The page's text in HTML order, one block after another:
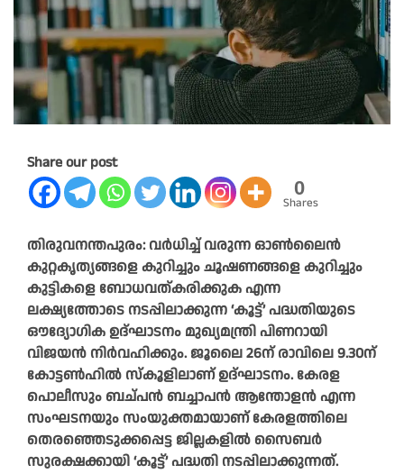
Share our post
0
Shares
തിരുവനന്തപുരം: വർധിച്ച് വരുന്ന ഓൺലൈൻ
കുറ്റകൃത്യങ്ങളെ കുറിച്ചും ചൂഷണങ്ങളെ കുറിച്ചും
കുട്ടികളെ ബോധവത്കരിക്കുക എന്ന
ലക്ഷ്യത്തോടെ നടപ്പിലാക്കുന്ന ‘കൂട്ട്’ പദ്ധതിയുടെ
ഔദ്യോഗിക ഉദ്ഘാടനം മുഖ്യമന്ത്രി പിണറായി
വിജയൻ നിർവഹിക്കും. ജൂലൈ 26ന് രാവിലെ 9.30ന്
കോട്ടൺഹിൽ സ്കൂളിലാണ് ഉദ്ഘാടനം. കേരള
പൊലീസും ബച്പൻ ബച്ചാപൻ ആന്തോളൻ എന്ന
സംഘടനയും സംയുക്തമായാണ് കേരളത്തിലെ
തെരഞ്ഞെടുക്കപ്പെട്ട ജില്ലകളിൽ സൈബർ
സുരക്ഷക്കായി ‘കൂട്ട്’ പദ്ധതി നടപ്പിലാക്കുന്നത്.